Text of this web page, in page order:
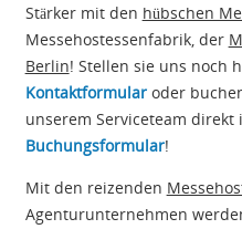
Stärker mit den hübschen
Messehostessenfabrik, der
Berlin! Stellen sie uns noch
Kontaktformularoder
unserem Serviceteam direkt
Buchungsformular!
Mit den reizenden
Agenturunternehmen